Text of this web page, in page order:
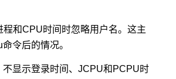
程和CPU时间时忽略用户名。这主
令后的情况。
不显示登录时间、JCPU和PCPU时